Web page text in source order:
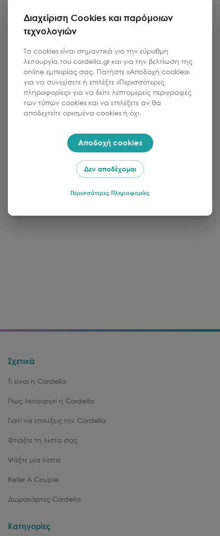
χάλυβα.
Σχετικά
Τι είναι η Cordella
Πως λειτουργεί η Cordella
Γιατί να επιλέξεις την Cordella
Φτιάξτε τη λίστα σας
Ψάξτε μία λίστα
Refer A Couple
Δωροκάρτες Cordella
Κατηγορίες
Διαχείριση Cookies και παρόμοιων
τεχνολογιών
Τα cookies είναι σημαντικά για την εύρυθμη
λειτουργία του cordella.gr και για την βελτίωση της
online εμπειρίας σας. Πατήστε «Αποδοχή cookies»
για να συνεχίσετε ή επιλέξτε «Περισσότερες
πληροφορίες» για να δείτε λεπτομερείς περιγραφές
των τύπων cookies και να επιλέξετε αν θα
αποδεχτείτε ορισμένα cookies ή όχι.
Αποδοχή cookies
Δεν αποδέχομαι
Περισσότερες Πληροφορίες